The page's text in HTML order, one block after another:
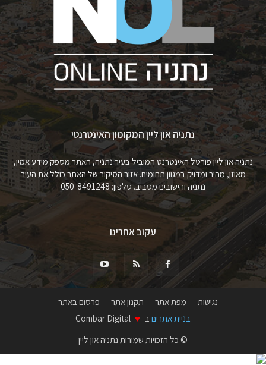
נתניה און ליין המקומון האינטרנטי
נתניה און ליין פורטל האינטרנט המוביל בעיר נתניה, האתר מספק מידע אמין,
מאוזן, מהיר ומדויק במגוון תחומים. אזור הסיקור של האתר כולל את העיר
נתניה והישובים מסביב. טלפון: 050-8491248
עקוב אחרינו
נגישות מפת אתר תקנון אתר
פרסום באתר
בניית אתרים ב- ♥
© כל הזכויות שמורות נתניה און ליין